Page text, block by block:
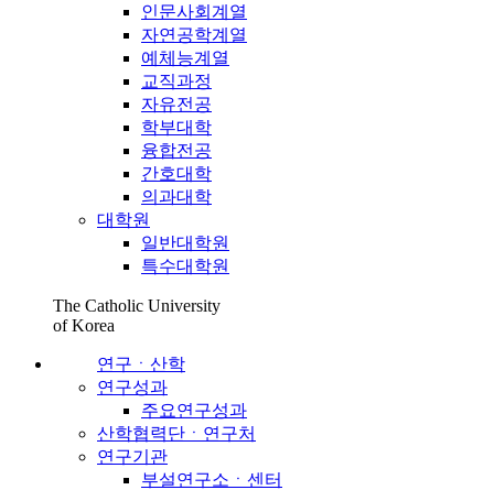
인문사회계열
자연공학계열
예체능계열
교직과정
자유전공
학부대학
융합전공
간호대학
의과대학
대학원
일반대학원
특수대학원
The Catholic University
of Korea
연구ㆍ산학
연구성과
주요연구성과
산학협력단ㆍ연구처
연구기관
부설연구소ㆍ센터